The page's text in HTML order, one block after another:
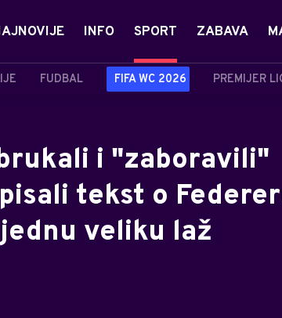
INFO SPORT
FUDBAL FIFA WC 2026 PREMIJER
ZABAVA
i "zaboravili"
tekst o
veliku laž